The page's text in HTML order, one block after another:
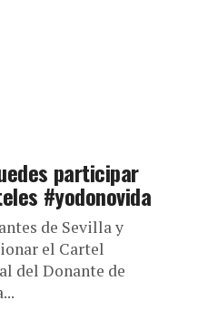
participar
#yodonovida
de Sevilla y
el Cartel
del Donante de